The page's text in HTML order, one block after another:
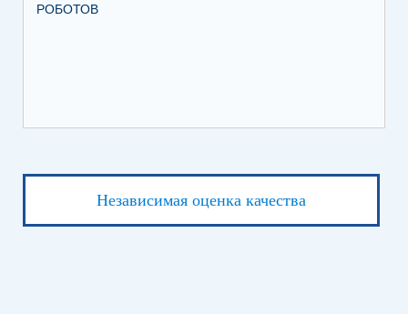
РОБОТОВ
Независимая оценка качества